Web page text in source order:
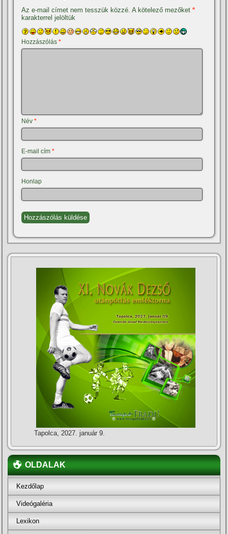
Az e-mail címet nem tesszük közzé. A kötelező mezőket*
karakterrel jelöltük
Hozzászólás*
Név*
E-mail cím*
Honlap
Tapolca, 2027. január 9.
OLDALAK
Kezdőlap
Videógaléria
Lexikon